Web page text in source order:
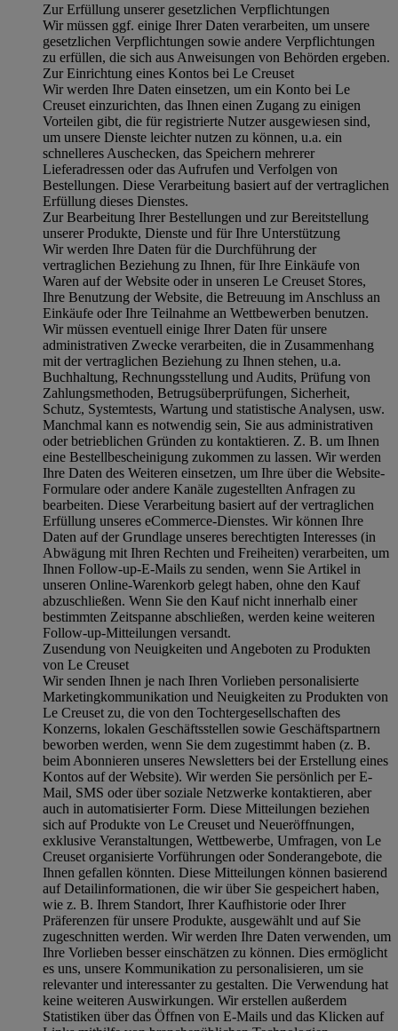
Zur Erfüllung unserer gesetzlichen Verpflichtungen
Wir müssen ggf. einige Ihrer Daten verarbeiten, um unsere
gesetzlichen Verpflichtungen sowie andere Verpflichtungen
zu erfüllen, die sich aus Anweisungen von Behörden ergeben.
Zur Einrichtung eines Kontos bei Le Creuset
Wir werden Ihre Daten einsetzen, um ein Konto bei Le
Creuset einzurichten, das Ihnen einen Zugang zu einigen
Vorteilen gibt, die für registrierte Nutzer ausgewiesen sind,
um unsere Dienste leichter nutzen zu können, u.a. ein
schnelleres Auschecken, das Speichern mehrerer
Lieferadressen oder das Aufrufen und Verfolgen von
Bestellungen. Diese Verarbeitung basiert auf der vertraglichen
Erfüllung dieses Dienstes.
Zur Bearbeitung Ihrer Bestellungen und zur Bereitstellung
unserer Produkte, Dienste und für Ihre Unterstützung
Wir werden Ihre Daten für die Durchführung der
vertraglichen Beziehung zu Ihnen, für Ihre Einkäufe von
Waren auf der Website oder in unseren Le Creuset Stores,
Ihre Benutzung der Website, die Betreuung im Anschluss an
Einkäufe oder Ihre Teilnahme an Wettbewerben benutzen.
Wir müssen eventuell einige Ihrer Daten für unsere
administrativen Zwecke verarbeiten, die in Zusammenhang
mit der vertraglichen Beziehung zu Ihnen stehen, u.a.
Buchhaltung, Rechnungsstellung und Audits, Prüfung von
Zahlungsmethoden, Betrugsüberprüfungen, Sicherheit,
Schutz, Systemtests, Wartung und statistische Analysen, usw.
Manchmal kann es notwendig sein, Sie aus administrativen
oder betrieblichen Gründen zu kontaktieren. Z. B. um Ihnen
eine Bestellbescheinigung zukommen zu lassen. Wir werden
Ihre Daten des Weiteren einsetzen, um Ihre über die Website-
Formulare oder andere Kanäle zugestellten Anfragen zu
bearbeiten. Diese Verarbeitung basiert auf der vertraglichen
Erfüllung unseres eCommerce-Dienstes. Wir können Ihre
Daten auf der Grundlage unseres berechtigten Interesses (in
Abwägung mit Ihren Rechten und Freiheiten) verarbeiten, um
Ihnen Follow-up-E-Mails zu senden, wenn Sie Artikel in
unseren Online-Warenkorb gelegt haben, ohne den Kauf
abzuschließen. Wenn Sie den Kauf nicht innerhalb einer
bestimmten Zeitspanne abschließen, werden keine weiteren
Follow-up-Mitteilungen versandt.
Zusendung von Neuigkeiten und Angeboten zu Produkten
von Le Creuset
Wir senden Ihnen je nach Ihren Vorlieben personalisierte
Marketingkommunikation und Neuigkeiten zu Produkten von
Le Creuset zu, die von den Tochtergesellschaften des
Konzerns, lokalen Geschäftsstellen sowie Geschäftspartnern
beworben werden, wenn Sie dem zugestimmt haben (z. B.
beim Abonnieren unseres Newsletters bei der Erstellung eines
Kontos auf der Website). Wir werden Sie persönlich per E-
Mail, SMS oder über soziale Netzwerke kontaktieren, aber
auch in automatisierter Form. Diese Mitteilungen beziehen
sich auf Produkte von Le Creuset und Neueröffnungen,
exklusive Veranstaltungen, Wettbewerbe, Umfragen, von Le
Creuset organisierte Vorführungen oder Sonderangebote, die
Ihnen gefallen könnten. Diese Mitteilungen können basierend
auf Detailinformationen, die wir über Sie gespeichert haben,
wie z. B. Ihrem Standort, Ihrer Kaufhistorie oder Ihrer
Präferenzen für unsere Produkte, ausgewählt und auf Sie
zugeschnitten werden. Wir werden Ihre Daten verwenden, um
Ihre Vorlieben besser einschätzen zu können. Dies ermöglicht
es uns, unsere Kommunikation zu personalisieren, um sie
relevanter und interessanter zu gestalten. Die Verwendung hat
keine weiteren Auswirkungen. Wir erstellen außerdem
Statistiken über das Öffnen von E-Mails und das Klicken auf